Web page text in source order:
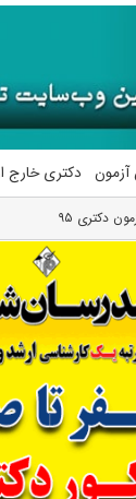
دکتری خارج
دکتری ۹۵